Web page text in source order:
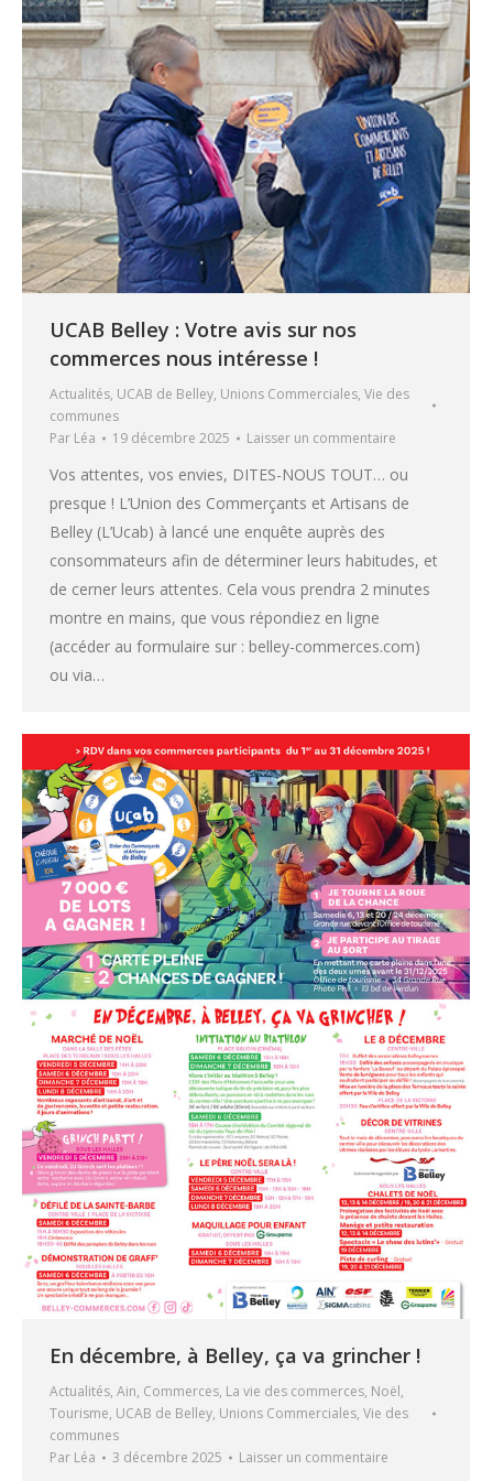
UCAB Belley : Votre avis sur nos
commerces nous intéresse !
Actualités, UCAB de Belley, Unions Commerciales, Vie des
communes
Par Léa 19 décembre 2025 Laisser un commentaire
Vos attentes, vos envies, DITES-NOUS TOUT… ou
presque ! L’Union des Commerçants et Artisans de
Belley (L’Ucab) à lancé une enquête auprès des
consommateurs afin de déterminer leurs habitudes, et
de cerner leurs attentes. Cela vous prendra 2 minutes
montre en mains, que vous répondiez en ligne
(accéder au formulaire sur : belley-commerces.com)
ou via…
En décembre, à Belley, ça va grincher !
Actualités, Ain, Commerces, La vie des commerces, Noël,
Tourisme, UCAB de Belley, Unions Commerciales, Vie des
communes
Par Léa 3 décembre 2025 Laisser un commentaire